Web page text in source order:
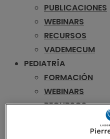
PUBLICACIONES
WEBINARS
RECURSOS
VADEMECUM
PEDIATRÍA
FORMACIÓN
WEBINARS
RECURSOS